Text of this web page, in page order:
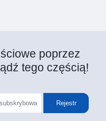
poprzez
tego częścią!
Rejestr